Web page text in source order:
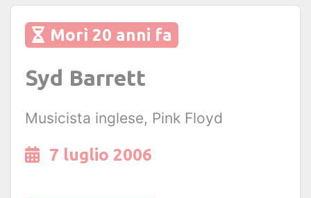
Morì 20 anni fa
Syd Barrett
Musicista inglese, Pink Floyd
7 luglio 2006